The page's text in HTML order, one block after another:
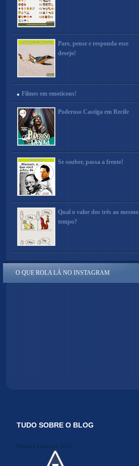
Pare, pense e responda esse
desejo!
Filmes em emoticons!
Poderoso Castiga em Recife
Se souber, passa a frente!
Qual o valor dos três ao mesmo
tempo?
O QUE ROLA LÁ NO INSTAGRAM
TUDO SOBRE O BLOG
Midiakit Danosse 2014